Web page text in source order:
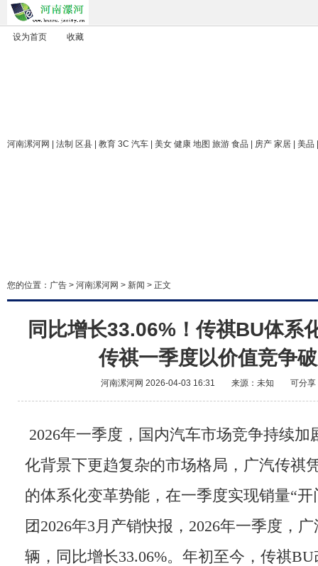
设为首页 收藏
河南漯河网 | 法制 区县 | 教育 3C 汽车 | 美女 健康 地图 旅游 食品 | 房产 家居 | 美品
您的位置： 广告 > 河南漯河网 > 新闻 > 正文
同比增长33.06%！传祺BU体系
传祺一季度以价值竞争
河南漯河网 2026-04-03 16:31 来源：未知 可分享
2026年一季度，国内汽车市场竞争持续加
化背景下更趋复杂的市场格局，广汽传祺
的体系化变革势能，在一季度实现销量“
团2026年3月产销快报，2026年一季度，
辆，同比增长33.06%。年初至今，传祺